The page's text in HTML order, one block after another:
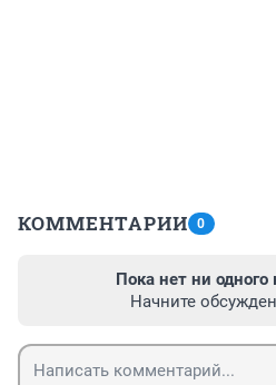
КОММЕНТАРИИ 0
Пока нет ни
Начните